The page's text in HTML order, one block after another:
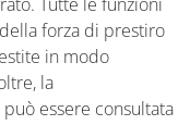
forza di prestiro
in modo
la
essere consultata